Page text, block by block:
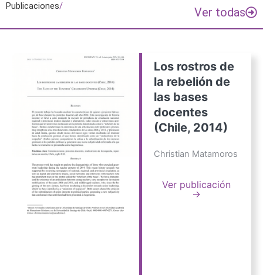
Publicaciones/ Ver todas
Los rostros de
la rebelión de
las bases
docentes
(Chile, 2014)
Christian Matamoros
Ver publicación
→